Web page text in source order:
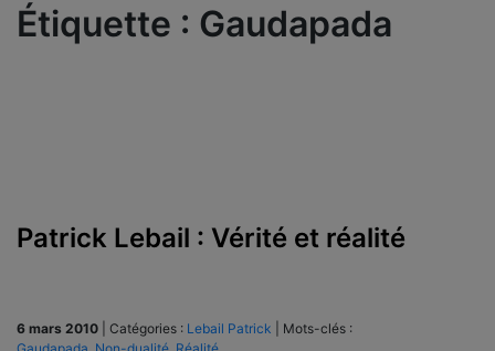
Étiquette : Gaudapada
Patrick Lebail : Vérité et réalité
6 mars 2010 Catégories : Lebail Patrick
Mots-clés :